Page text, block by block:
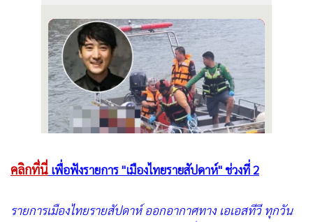
อินโดจีน
กองทุนรวม
Celeb Online
Factcheck
News1
คลิกที่นี่ เพื่อฟังรายการ "เมืองไทยรายสัปดาห์" ช่วงที่ 2
รายการเมืองไทยรายสัปดาห์ ออกอากาศทาง เอเอสทีวี ทุกวัน